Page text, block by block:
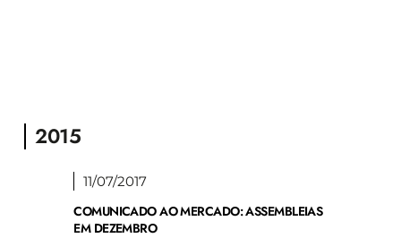
2015
11/07/2017
COMUNICADO AO MERCADO: ASSEMBLEIAS
EM DEZEMBRO